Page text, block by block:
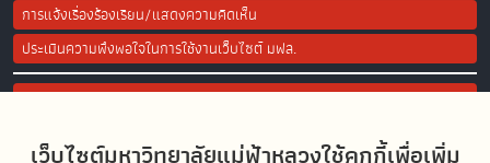
เว็บไซต์มหาวิทยาลัยแม่ฟ้าหลวงใช้คุกกี้เพื่อเพิ่ม
การแจ้งเรื่องร้องเรียน/แสดงความคิดเห็น
ประเมินความพึงพอใจในการใช้งานเว็บไซต์ มฟล.
Site Map